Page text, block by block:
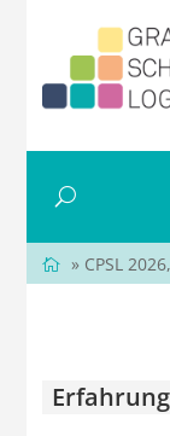
» CPSL